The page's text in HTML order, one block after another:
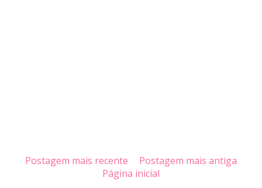
Postagem mais recente
Postagem mais antiga
Página inicial